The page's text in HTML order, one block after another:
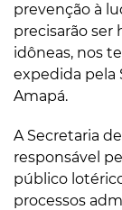
prevenção à
precisarão
idôneas, nos
expedida pela
Amapá.
A Secretaria
responsável
público
processos